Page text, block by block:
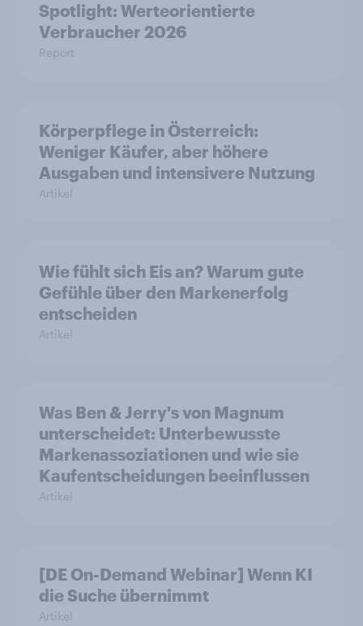
Spotlight: Werteorientierte
Verbraucher 2026
Report
Körperpflege in Österreich:
Weniger Käufer, aber höhere
Ausgaben und intensivere Nutzung
Artikel
Wie fühlt sich Eis an? Warum gute
Gefühle über den Markenerfolg
entscheiden
Artikel
Was Ben & Jerry's von Magnum
unterscheidet: Unterbewusste
Markenassoziationen und wie sie
Kaufentscheidungen beeinflussen
Artikel
[DE On-Demand Webinar] Wenn KI
die Suche übernimmt
Artikel